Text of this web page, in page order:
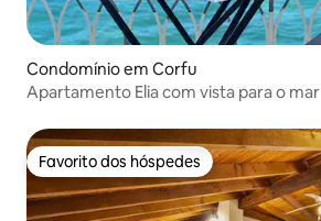
Condomínio em Corfu
Apartamento Elia com vista para o mar
Favorito dos hóspedes
Favorito dos hóspedes